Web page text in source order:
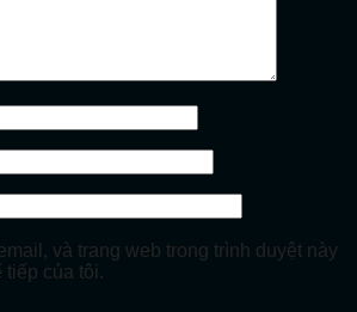
và trang web trong trình duyệt này
tiếp của tôi.